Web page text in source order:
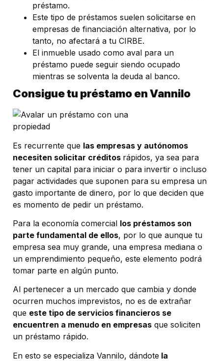
préstamo.
Este tipo de préstamos suelen solicitarse en
empresas de financiación alternativa, por lo
tanto, no afectará a tu CIRBE.
El inmueble usado como aval para un
préstamo puede seguir siendo ocupado
mientras se solventa la deuda al banco.
Consigue tu préstamo en Vannilo
Es recurrente que las empresas y autónomos
necesiten solicitar créditos rápidos, ya sea para
tener un capital para iniciar o para invertir o incluso
pagar actividades que suponen para su empresa un
gasto importante de dinero, por lo que deciden que
es momento de pedir un préstamo.
Para la economía comercial los préstamos son
parte fundamental de ellos, por lo que aunque tu
empresa sea muy grande, una empresa mediana o
un emprendimiento pequeño, este elemento podrá
tomar parte en algún punto.
Al pertenecer a un mercado que cambia y donde
ocurren muchos imprevistos, no es de extrañar
que este tipo de servicios financieros se
encuentren a menudo en empresas que soliciten
un préstamo rápido.
En esto se especializa Vannilo, dándote la